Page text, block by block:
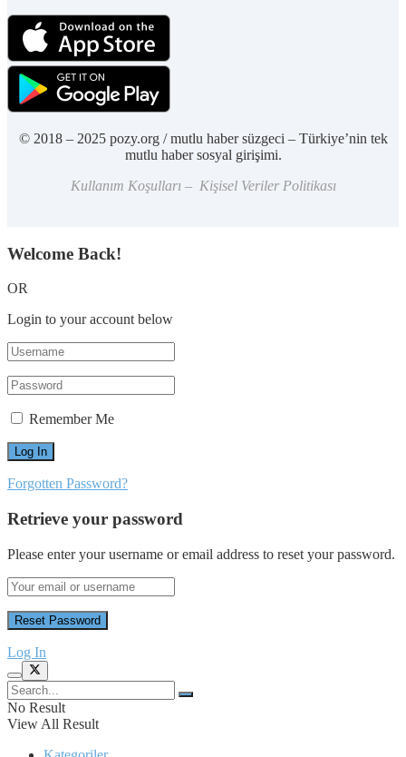
© 2018 – 2025 pozy.org / mutlu haber süzgeci – Türkiye’nin tek
mutlu haber sosyal girişimi.
Kullanım Koşulları – Kişisel Veriler Politikası
Welcome Back!
OR
Login to your account below
Remember Me
Forgotten Password?
Retrieve your password
Please enter your username or email address to reset your password.
Log In
No Result
View All Result